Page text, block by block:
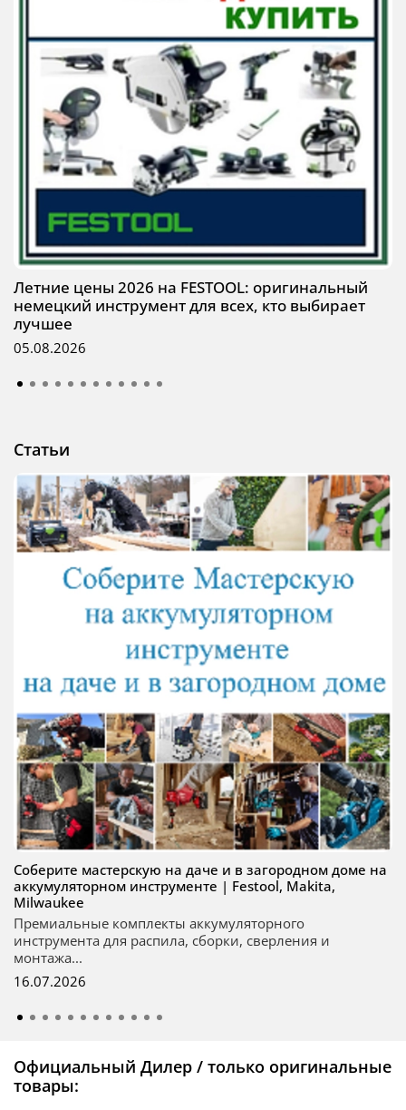
Летние цены 2026 на FESTOOL: оригинальный
немецкий инструмент для всех, кто выбирает
лучшее
05.08.2026
Статьи
Соберите мастерскую на даче и в загородном доме на
аккумуляторном инструменте | Festool, Makita,
Milwaukee
Премиальные комплекты аккумуляторного
инструмента для распила, сборки, сверления и
монтажа...
16.07.2026
Официальный Дилер / только оригинальные
товары: